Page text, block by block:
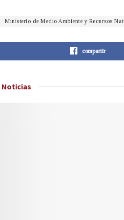
Ministerio de Medio Ambiente y Recursos
compartir
Noticias